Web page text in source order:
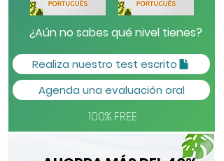
100% FREE
Realiza nuestro test escrito
Agenda una evaluación oral
¿Aún no sabes qué nivel tienes?